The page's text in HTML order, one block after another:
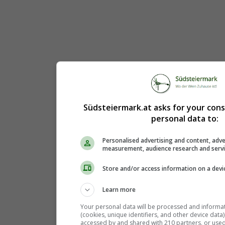
Südsteiermark.at asks for your
personal data to:
Personalised advertising and content,
measurement, audience research and
Store and/or access information on a
Learn more
Your personal data will be processed and
(cookies, unique identifiers, and other device
accessed by and shared with 210 partners, or